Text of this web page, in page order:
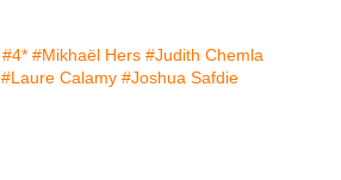
#4* #Mikhaël Hers #Judith Chemla
#Laure Calamy #Joshua Safdie